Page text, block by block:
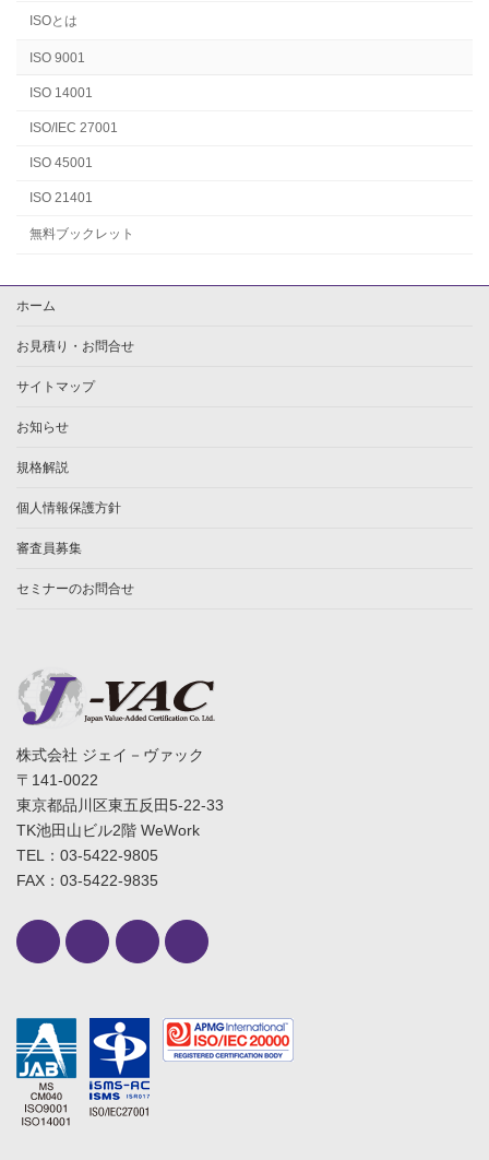
ISOとは
ISO 9001
ISO 14001
ISO/IEC 27001
ISO 45001
ISO 21401
無料ブックレット
ホーム
お見積り・お問合せ
サイトマップ
お知らせ
規格解説
個人情報保護方針
審査員募集
セミナーのお問合せ
株式会社 ジェイ－ヴァック
〒141-0022
東京都品川区東五反田5-22-33
TK池田山ビル2階 WeWork
TEL：03-5422-9805
FAX：03-5422-9835